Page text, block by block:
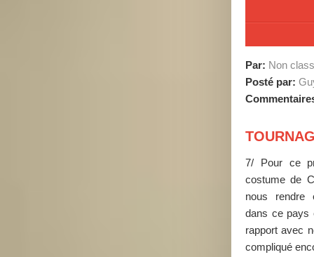
Par: Non
Posté par:
7/ Pour ce
costume de
nous rendre
dans ce pays
rapport avec
compliqué